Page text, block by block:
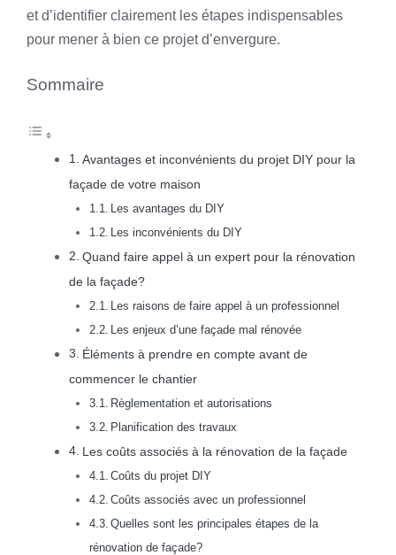
et d’identifier clairement les étapes indispensables
pour mener à bien ce projet d’envergure.
Sommaire
Avantages et inconvénients du projet DIY pour la
façade de votre maison
Les avantages du DIY
Les inconvénients du DIY
Quand faire appel à un expert pour la rénovation
de la façade?
Les raisons de faire appel à un professionnel
Les enjeux d’une façade mal rénovée
Éléments à prendre en compte avant de
commencer le chantier
Règlementation et autorisations
Planification des travaux
Les coûts associés à la rénovation de la façade
Coûts du projet DIY
Coûts associés avec un professionnel
Quelles sont les principales étapes de la
rénovation de façade?